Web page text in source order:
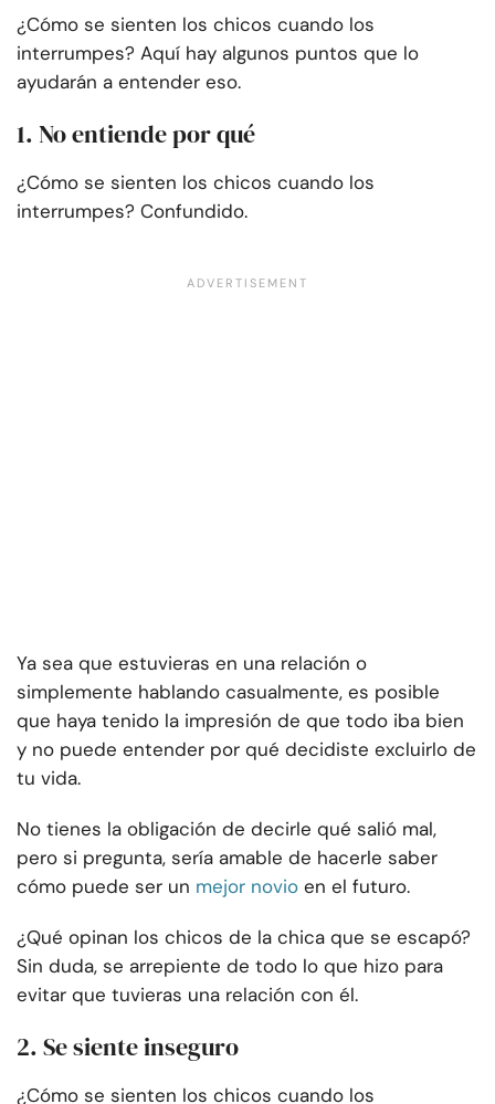
¿Cómo se sienten los chicos cuando los
interrumpes? Aquí hay algunos puntos que lo
ayudarán a entender eso.
1. No entiende por qué
¿Cómo se sienten los chicos cuando los
interrumpes? Confundido.
Ya sea que estuvieras en una relación o
simplemente hablando casualmente, es posible
que haya tenido la impresión de que todo iba bien
y no puede entender por qué decidiste excluirlo de
tu vida.
No tienes la obligación de decirle qué salió mal,
pero si pregunta, sería amable de hacerle saber
cómo puede ser un mejor novio en el futuro.
¿Qué opinan los chicos de la chica que se escapó?
Sin duda, se arrepiente de todo lo que hizo para
evitar que tuvieras una relación con él.
2. Se siente inseguro
¿Cómo se sienten los chicos cuando los